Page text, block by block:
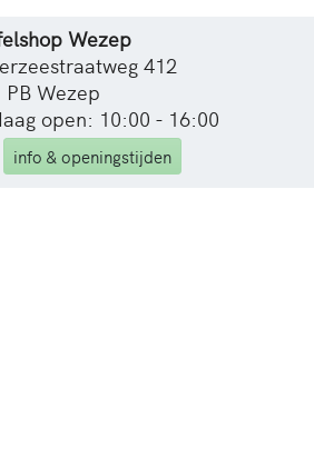
Wezep
412
PB Wezep
open: 10:00 - 16:00
info & openingstijden